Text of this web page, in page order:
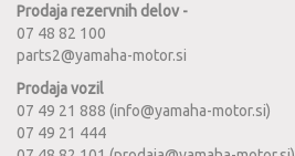
Prodaja rezervnih delov -
07 48 82 100
parts2@yamaha-motor.si
Prodaja vozil
07 49 21 888 (info@yamaha-motor.si)
07 49 21 444